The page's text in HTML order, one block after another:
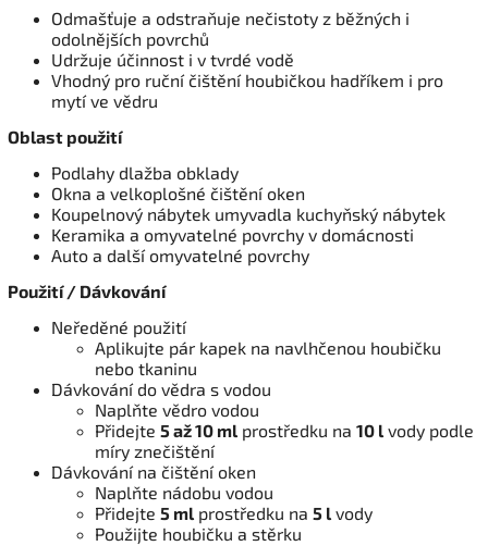
Odmašťuje a odstraňuje nečistoty z běžných i
odolnějších povrchů
Udržuje účinnost i v tvrdé vodě
Vhodný pro ruční čištění houbičkou hadříkem i pro
mytí ve vědru
Oblast použití
Podlahy dlažba obklady
Okna a velkoplošné čištění oken
Koupelnový nábytek umyvadla kuchyňský nábytek
Keramika a omyvatelné povrchy v domácnosti
Auto a další omyvatelné povrchy
Použití / Dávkování
Neředěné použití
Aplikujte pár kapek na navlhčenou houbičku
nebo tkaninu
Dávkování do vědra s vodou
Naplňte vědro vodou
Přidejte 5 až 10 ml prostředku na 10 l vody podle
míry znečištění
Dávkování na čištění oken
Naplňte nádobu vodou
Přidejte 5 ml prostředku na 5 l vody
Použijte houbičku a stěrku